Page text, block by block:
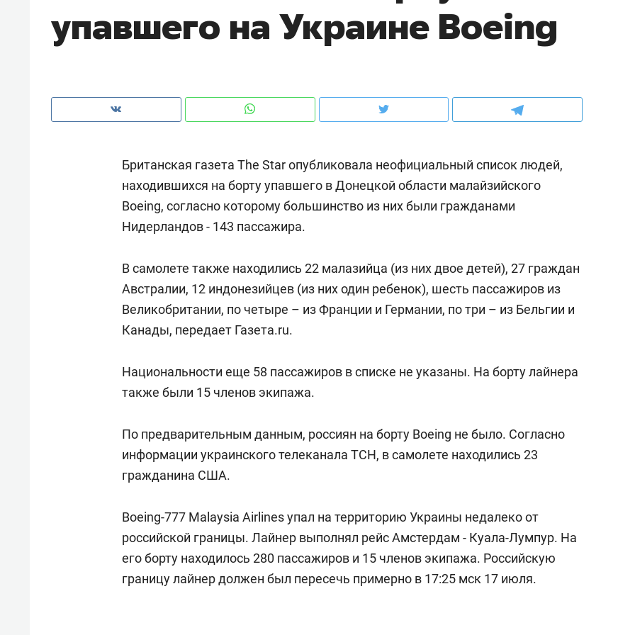
упавшего на Украине Boeing
Британская газета The Star опубликовала неофициальный список людей,
находившихся на борту упавшего в Донецкой области малайзийского
Boeing, согласно которому большинство из них были гражданами
Нидерландов - 143 пассажира.
В самолете также находились 22 малазийца (из них двое детей), 27 граждан
Австралии, 12 индонезийцев (из них один ребенок), шесть пассажиров из
Великобритании, по четыре – из Франции и Германии, по три – из Бельгии и
Канады, передает Газета.ru.
Национальности еще 58 пассажиров в списке не указаны. На борту лайнера
также были 15 членов экипажа.
По предварительным данным, россиян на борту Boeing не было. Согласно
информации украинского телеканала ТСН, в самолете находились 23
гражданина США.
Boeing-777 Malaysia Airlines упал на территорию Украины недалеко от
российской границы. Лайнер выполнял рейс Амстердам - Куала-Лумпур. На
его борту находилось 280 пассажиров и 15 членов экипажа. Российскую
границу лайнер должен был пересечь примерно в 17:25 мск 17 июля.
рынки, почему надо знать аксакалов и
чем интересен Оман?
о трехкратном росте цен, дотошных
клиентах и чудных запросах мастеров
налогах и развитии без
ниндзя-зал: как ТРЦ «Франт»
стал Меккой для любителей
Психотерапевт «Фороса»:
«Директорский невроз» –
когда человек не считает
свою сверхнагрузку
Дизайнер-прораб
Наседкина: «Ремонт
с мебелью за 2